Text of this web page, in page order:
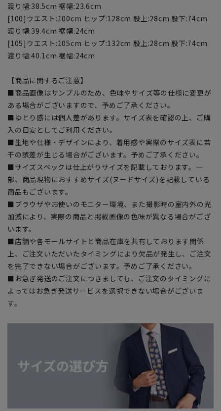
渡り幅:38.5cm 裾幅:23.6cm
[100]ウエスト:100cm ヒップ:128cm 股上:28cm 股下:74cm
渡り幅:39.4cm 裾幅:24cm
[105]ウエスト:105cm ヒップ:132cm 股上:28cm 股下:74cm
渡り幅:40.1cm 裾幅:24cm
【商品に関するご注意】
■商品画像はサンプルのため、色味やサイズ等の仕様に変更が
ある場合がございますので、予めご了承ください。
■ゆとり感には個人差があります。サイズ表を確認の上、ご購
入の目安としてご利用ください。
■生地や仕様・デザインにより、着用感や実際のサイズ表に若
干の誤差が生じる場合がございます。予めご了承ください。
■サイズスペックは仕上がりサイズを記載しております。一
部、商品現物におすすめサイズ(ヌードサイズ)を記載している
商品もございます。
■ブラウザやお使いのモニター環境、また撮影時の室内外の光
加減により、実際の商品と掲載画像の色味が異なる場合がござ
います。
■店舗や各モールサイトと商品在庫を共有しております関係
上、ご注文いただいたタイミングにより欠品が発生し、ご注文
を完了できない場合がございます。予めご了承ください。
■お急ぎ発送のご注文につきましても、ご注文のタイミングに
よってはお急ぎ発送サービスを選択できない場合がございま
す。